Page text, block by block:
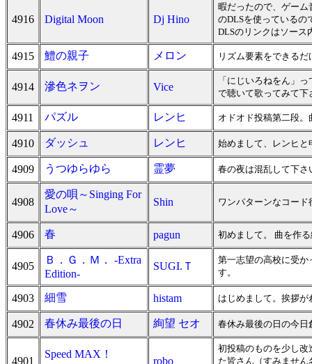
4916 Digital Moon Dj Hino
暇だったので、ゲー
のDLSを使っているの
DLSのリンクはソース
4915 鱧の親子 メロン リズム要素をできる
4914 滲色ネヲン Vice
「にじいろねをん」
で聴いて歌ってみて下
4911 パズル レンヒ オドオド投稿第二段
4910 ダッシュ レンヒ 始めまして、レンヒ
4909 うつゆらゆら 霊夢 春の夜は混乱して下さ
4908
愛の唄～Singing For
Love～
Shin ワンパターンなコー
4906 春 pagun 初めまして。 曲を作
4905
Ｂ．Ｇ．Ｍ． -Extra
Edition-
SUGI.Ｔ
第一志望の高校に受
す。
4903 細雪 histam はじめまして。挨拶
4902 春休み最後の日 絢望 セオ 春休み最後の日の今
4901
Speed MAX！
robo
初投稿のものを少し
た皆さん（すみませ